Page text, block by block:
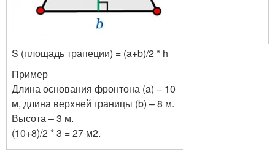
S (площадь трапеции) = (a+b)/2 * h
Пример
Длина основания фронтона (a) – 10
м, длина верхней границы (b) – 8 м.
Высота – 3 м.
(10+8)/2 * 3 = 27 м2.